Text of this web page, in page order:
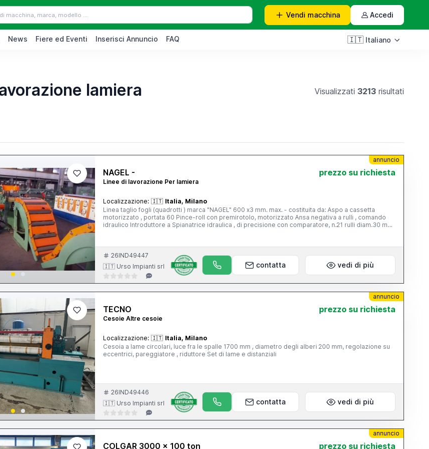
Vendi macchina Accedi
News Fiere ed Eventi Inserisci Annuncio FAQ 🇮🇹 Italiano
lamiera Visualizzati3213 risultati
annuncio
NAGEL -
Linee di lavorazione Per lamiera
prezzo su richiesta
Localizzazione: 🇮🇹 Italia, Milano
Linea taglio fogli (quadrotti ) marca "NAGEL" 600 x3 mm. max. - costituita da: Aspo a cassetta
motorizzato , portata 60 Pince-roll con premirotolo, motorizzato Ansa negativa a rulli , comando
idraulico Introduttore a Spianatrice idraulica , di precisione con comparatore, n.21 rulli diam.30 mm
26IND49447
🇮🇹 Urso Impianti srl
contatta vedi di più
annuncio
TECNO
Cesoie Altre cesoie
prezzo su richiesta
Localizzazione: 🇮🇹 Italia, Milano
Cesoia a lame circolari, luce fra le spalle 1700 mm , diametro degli alberi 200 mm, regolazione su
eccentrici, pareggiatore , riduttore Set di lame e distanziali
26IND49446
🇮🇹 Urso Impianti srl
contatta vedi di più
annuncio
COLGAR 3000 x 100 ton prezzo su richiesta